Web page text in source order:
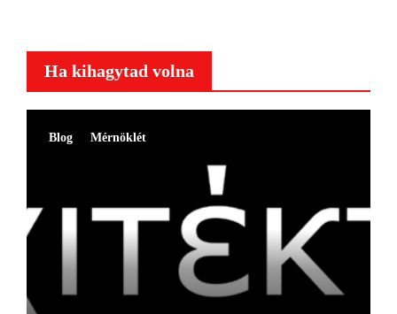
Ha kihagytad volna
Blog Mérnöklét